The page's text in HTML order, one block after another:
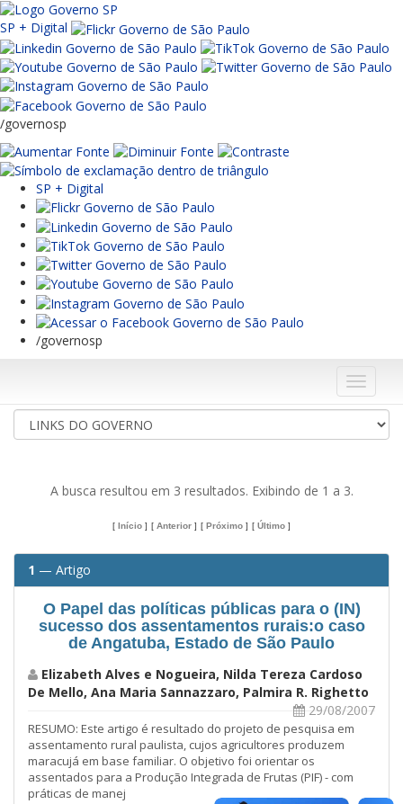
SP + Digital
/governosp
SP + Digital
/governosp
Menu
A busca resultou em 3 resultados. Exibindo de 1 a 3.
[ Início ] [ Anterior ] [ Próximo ] [ Último ]
1 — Artigo
O Papel das políticas públicas para o (IN)
sucesso dos assentamentos rurais:o caso
de Angatuba, Estado de São Paulo
Elizabeth Alves e Nogueira, Nilda Tereza Cardoso
De Mello, Ana Maria Sannazzaro, Palmira R. Righetto
29/08/2007
RESUMO: Este artigo é resultado do projeto de pesquisa em
assentamento rural paulista, cujos agricultores produzem
maracujá em base familiar. O objetivo foi orientar os
assentados para a Produção Integrada de Frutas (PIF) - com
práticas de manej